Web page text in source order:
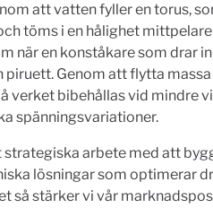
att vatten fyller en torus,
töms i en hålighet
när en konståkare som drar
piruett. Genom att flytta
verket bibehållas vid mindre
spänningsvariationer.
strategiska arbete med att
lösningar som optimerar
så stärker vi vår